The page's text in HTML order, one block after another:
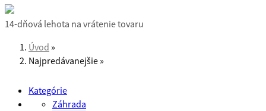
14-dňová lehota na vrátenie tovaru
Úvod
Najpredávanejšie
Kategórie
Záhrada